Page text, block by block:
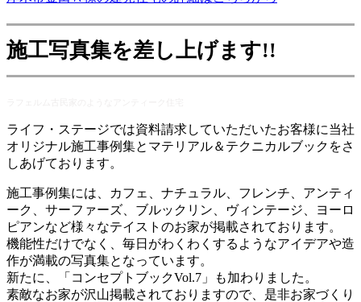
施工写真集を差し上げます!!
ライフ・ステージでは資料請求していただいたお客様に当社
オリジナル施工事例集とマテリアル＆テクニカルブックをさ
しあげております。
施工事例集には、カフェ、ナチュラル、フレンチ、アンティ
ーク、サーファーズ、ブルックリン、ヴィンテージ、ヨーロ
ピアンなど様々なテイストのお家が掲載されております。
機能性だけでなく、毎日がわくわくするようなアイデアや造
作が満載の写真集となっています。
新たに、「コンセプトブックVol.7」も加わりました。
素敵なお家が沢山掲載されておりますので、是非お家づくり